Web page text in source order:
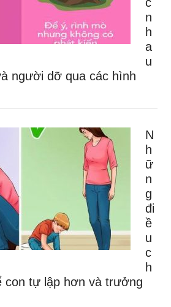
n
h
a
u
người dỡ qua các hình
N
h
ữ
n
g
đi
ề
u
c
h
con tự lập hơn và trưởng